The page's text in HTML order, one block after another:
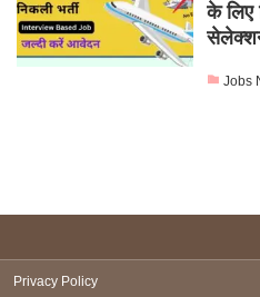
के लिए
Jobs
Privacy Policy